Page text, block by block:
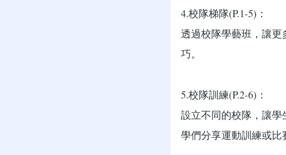
4.校隊梯隊(P.1-5)：
透過校隊學藝班，讓
巧。
5.校隊訓練(P.2-6)：
設立不同的校隊，讓
學們分享運動訓練或比